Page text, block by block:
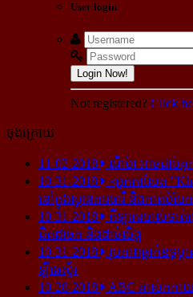
User login
Login Now!
Not registered? Click
ចុងក្រោយ
11-02-2018
ណីម៉ា អាច​ជាប់​គុ
10-31-2018
«អ្នក​កាសែត
នៅ​ក្នុង​ស្ថាន​ភារធារី និង​កាត់​បំប
10-31-2018
កីឡាករ​បាល់ទាត់​
ជិត​ដាច់ក និង​ដាច់​លិង្គ
10-31-2018
រូបភាព​ធ្លាក់​ឧទ្ធ
ឡីឆេស្ទ័រ
10-28-2018
ABC គាស់​កកា